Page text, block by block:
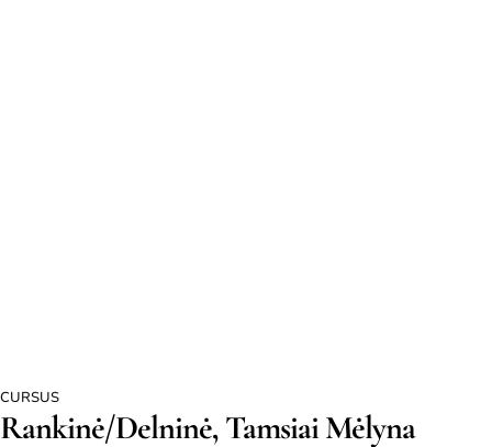
CURSUS
Rankinė/Delninė, Tamsiai Mėlyna